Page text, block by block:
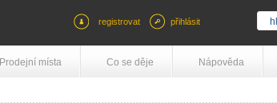
registrovat přihlásit
Prodejní místa Co se děje Nápověda